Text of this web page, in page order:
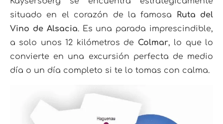
situado en el corazón de la famosa Ruta del
Vino de Alsacia. Es una parada imprescindible,
a solo unos 12 kilómetros de Colmar, lo que lo
convierte en una excursión perfecta de medio
día o un día completo si te lo tomas con calma.